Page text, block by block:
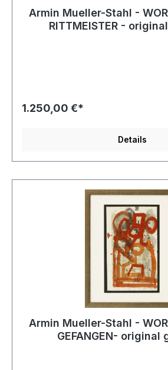
Armin Mueller-Stahl -
RITTMEISTER -
1.250,00 €*
Details
Armin Mueller-Stahl -
GEFANGEN- original